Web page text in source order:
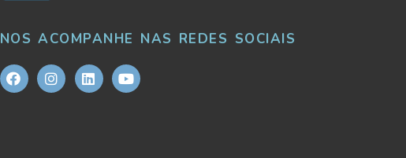
NOS ACOMPANHE NAS REDES SOCIAIS